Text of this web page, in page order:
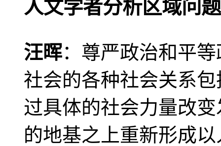
人文学者分析区域问题
汪晖：尊严政治和平
社会的各种社会关系
过具体的社会力量改
的地基之上重新形成